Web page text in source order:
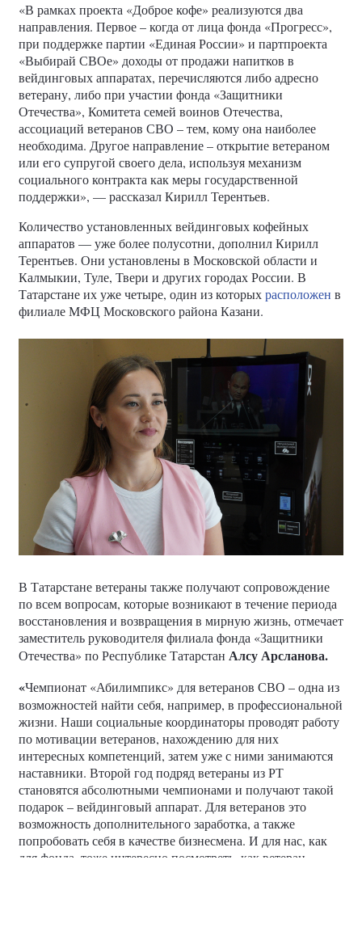
«В рамках проекта «Доброе кофе» реализуются два
направления. Первое – когда от лица фонда «Прогресс»,
при поддержке партии «Единая России» и партпроекта
«Выбирай СВОе» доходы от продажи напитков в
вейдинговых аппаратах, перечисляются либо адресно
ветерану, либо при участии фонда «Защитники
Отечества», Комитета семей воинов Отечества,
ассоциаций ветеранов СВО – тем, кому она наиболее
необходима. Другое направление – открытие ветераном
или его супругой своего дела, используя механизм
социального контракта как меры государственной
поддержки», — рассказал Кирилл Терентьев.
Количество установленных вейдинговых кофейных
аппаратов — уже более полусотни, дополнил Кирилл
Терентьев. Они установлены в Московской области и
Калмыкии, Туле, Твери и других городах России. В
Татарстане их уже четыре, один из которыхрасположен в
филиале МФЦ Московского района Казани.
В Татарстане ветераны также получают сопровождение
по всем вопросам, которые возникают в течение периода
восстановления и возвращения в мирную жизнь, отмечает
заместитель руководителя филиала фонда «Защитники
Отечества» по Республике Татарстан Алсу Арсланова.
«Чемпионат «Абилимпикс» для ветеранов СВО – одна из
возможностей найти себя, например, в профессиональной
жизни. Наши социальные координаторы проводят работу
по мотивации ветеранов, нахождению для них
интересных компетенций, затем уже с ними занимаются
наставники. Второй год подряд ветераны из РТ
становятся абсолютными чемпионами и получают такой
подарок – вейдинговый аппарат. Для ветеранов это
возможность дополнительного заработка, а также
попробовать себя в качестве бизнесмена. И для нас, как
для фонда, тоже интересно посмотреть, как ветеран